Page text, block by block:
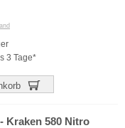
3 Tage*
Kraken 580 Nitro